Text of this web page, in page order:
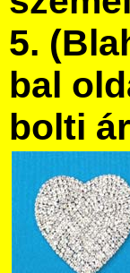
5.
bal
bolti